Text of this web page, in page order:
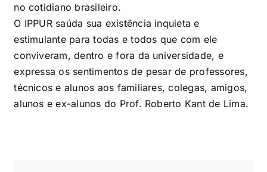
no cotidiano brasileiro.
O IPPUR saúda sua existência inquieta e
estimulante para todas e todos que com ele
conviveram, dentro e fora da universidade, e
expressa os sentimentos de pesar de professores,
técnicos e alunos aos familiares, colegas, amigos,
alunos e ex-alunos do Prof. Roberto Kant de Lima.